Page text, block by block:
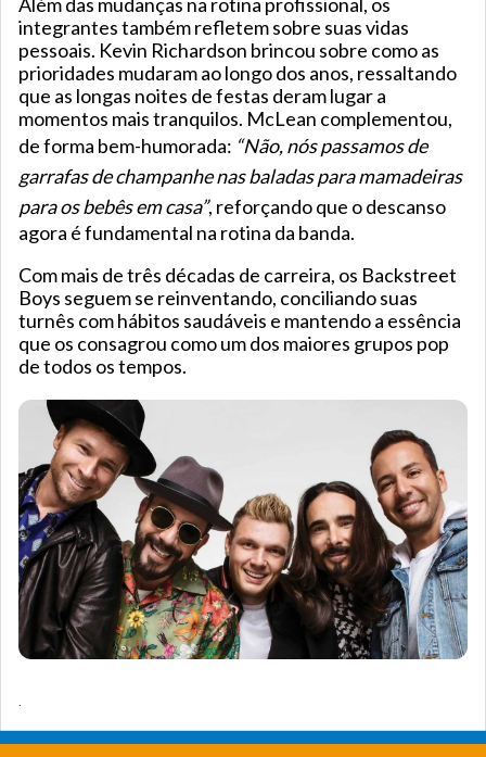
integrantes também refletem sobre suas vidas
pessoais. Kevin Richardson brincou sobre como as
prioridades mudaram ao longo dos anos, ressaltando
que as longas noites de festas deram lugar a
momentos mais tranquilos. McLean complementou,
de forma bem-humorada: “Não, nós passamos de
garrafas de champanhe nas baladas para mamadeiras
para os bebês em casa”, reforçando que o descanso
agora é fundamental na rotina da banda.
Com mais de três décadas de carreira, os Backstreet
Boys seguem se reinventando, conciliando suas
turnês com hábitos saudáveis e mantendo a essência
que os consagrou como um dos maiores grupos pop
de todos os tempos.